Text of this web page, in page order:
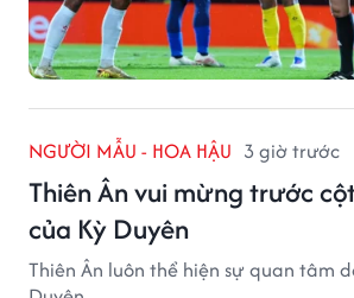
NGƯỜI MẪU - HOA HẬU 3 giờ trước
Thiên Ân vui mừng trước
của Kỳ Duyên
Thiên Ân luôn thể hiện sự quan tâm